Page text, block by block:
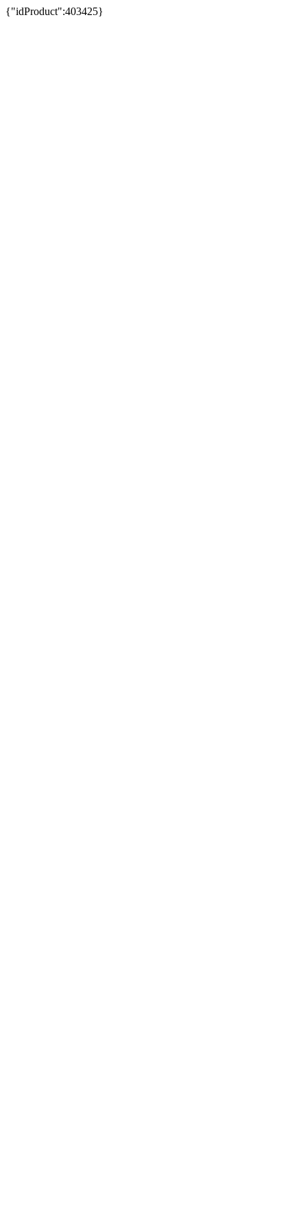
{"idProduct":403425}